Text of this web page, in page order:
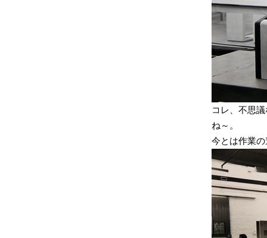
コレ、不思
ね～。
今とは作業